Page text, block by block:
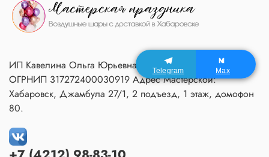
ИП Кавелина Ольга Юрьевна ИНН 270604366791
ОГРНИП 317272400030919 Адрес Мастерской:
Хабаровск, Джамбула 27/1, 2 подъезд, 1 этаж, домофон
80.
Telegram Max